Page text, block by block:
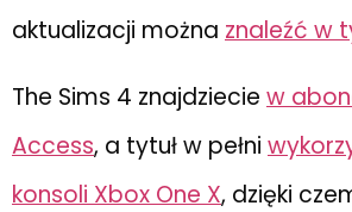
aktualizacji można znaleźć w
The Sims 4 znajdziecie w
Access, a tytuł w pełni
konsoli Xbox One X, dzięki